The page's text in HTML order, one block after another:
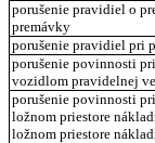
porušenie pravidiel o
premávky
porušenie pravidiel pri
porušenie povinnosti
vozidlom pravidelnej
porušenie povinnosti
ložnom priestore
ložnom priestore